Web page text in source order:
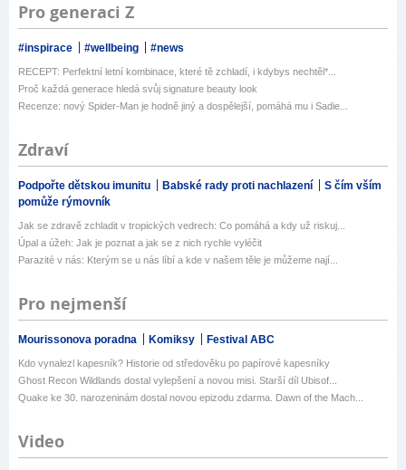
Pro generaci Z
#inspirace #wellbeing #news
RECEPT: Perfektní letní kombinace, které tě zchladí, i kdybys nechtěl*...
Proč každá generace hledá svůj signature beauty look
Recenze: nový Spider-Man je hodně jiný a dospělejší, pomáhá mu i Sadie...
Zdraví
Podpořte dětskou imunitu Babské rady proti nachlazení
S čím vším
pomůže rýmovník
Jak se zdravě zchladit v tropických vedrech: Co pomáhá a kdy už riskuj...
Úpal a úžeh: Jak je poznat a jak se z nich rychle vyléčit
Parazité v nás: Kterým se u nás líbí a kde v našem těle je můžeme nají...
Pro nejmenší
Mourissonova poradna Komiksy Festival ABC
Kdo vynalezl kapesník? Historie od středověku po papírové kapesníky
Ghost Recon Wildlands dostal vylepšení a novou misi. Starší díl Ubisof...
Quake ke 30. narozeninám dostal novou epizodu zdarma. Dawn of the Mach...
Video